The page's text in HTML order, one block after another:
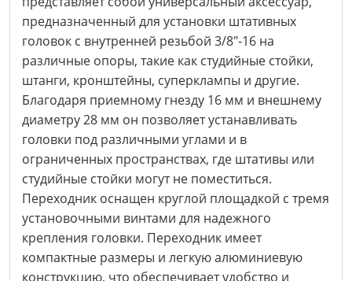
предназначенный для установки штативных
головок с внутренней резьбой 3/8"-16 на
различные опоры, такие как студийные стойки,
штанги, кронштейны, суперклампы и другие.
Благодаря приемному гнезду 16 мм и внешнему
диаметру 28 мм он позволяет устанавливать
головки под различными углами и в
ограниченных пространствах, где штативы или
студийные стойки могут не поместиться.
Переходник оснащен круглой площадкой с тремя
установочными винтами для надежного
крепления головки. Переходник имеет
компактные размеры и легкую алюминиевую
конструкцию, что обеспечивает удобство и